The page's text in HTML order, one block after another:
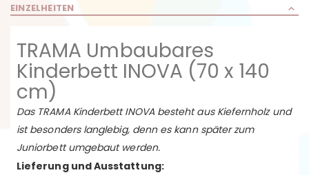
EINZELHEITEN
TRAMA Umbaubares
Kinderbett INOVA (70 x 140
cm)
Das TRAMA Kinderbett INOVA besteht aus Kiefernholz und
ist besonders langlebig, denn es kann später zum
Juniorbett umgebaut werden.
Lieferung und Ausstattung: